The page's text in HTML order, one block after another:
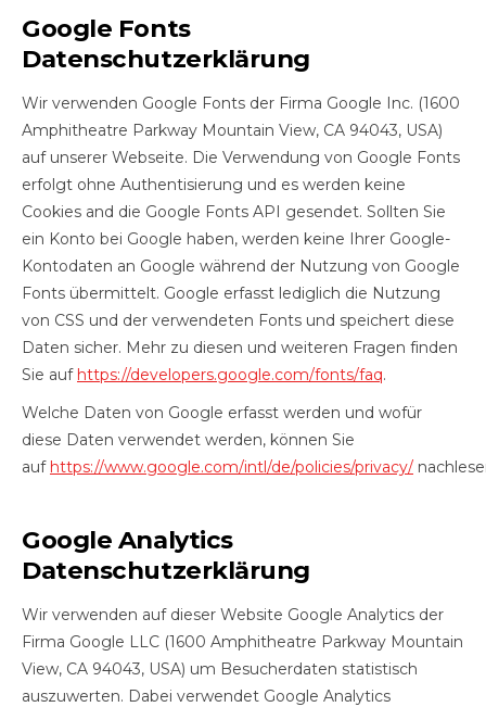
Google Fonts
Datenschutzerklärung
Wir verwenden Google Fonts der Firma Google Inc. (1600
Amphitheatre Parkway Mountain View, CA 94043, USA)
auf unserer Webseite. Die Verwendung von Google Fonts
erfolgt ohne Authentisierung und es werden keine
Cookies and die Google Fonts API gesendet. Sollten Sie
ein Konto bei Google haben, werden keine Ihrer Google-
Kontodaten an Google während der Nutzung von Google
Fonts übermittelt. Google erfasst lediglich die Nutzung
von CSS und der verwendeten Fonts und speichert diese
Daten sicher. Mehr zu diesen und weiteren Fragen finden
Sie auf https://developers.google.com/fonts/faq.
Welche Daten von Google erfasst werden und wofür
diese Daten verwendet werden, können Sie
auf https://www.google.com/intl/de/policies/privacy/
Google Analytics
Datenschutzerklärung
Wir verwenden auf dieser Website Google Analytics der
Firma Google LLC (1600 Amphitheatre Parkway Mountain
View, CA 94043, USA) um Besucherdaten statistisch
auszuwerten. Dabei verwendet Google Analytics